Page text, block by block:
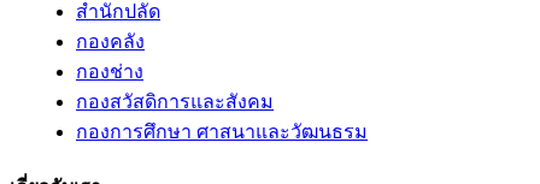
สำนักปลัด
กองคลัง
กองช่าง
กองสวัสดิการและสังคม
กองการศึกษา ศาสนาและวัฒนธรม